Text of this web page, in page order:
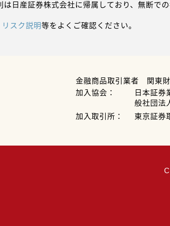
日産証券株式会社に帰属しており、無断での
リスク説明等をよくご確認ください。
金融商品取引業者 関東
加入協会：
日本証券
般社団法
加入取引所：
東京証券